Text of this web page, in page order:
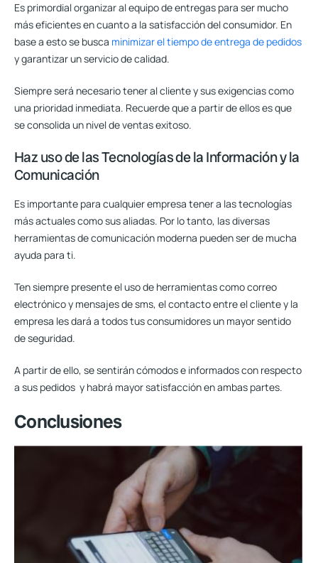
Es primordial organizar al equipo de entregas para ser mucho
más eficientes en cuanto a la satisfacción del consumidor. En
base a esto se busca minimizar el tiempo de entrega de pedidos
y garantizar un servicio de calidad.
Siempre será necesario tener al cliente y sus exigencias como
una prioridad inmediata. Recuerde que a partir de ellos es que
se consolida un nivel de ventas exitoso.
Haz uso de las Tecnologías de la Información y la
Comunicación
Es importante para cualquier empresa tener a las tecnologías
más actuales como sus aliadas. Por lo tanto, las diversas
herramientas de comunicación moderna pueden ser de mucha
ayuda para ti.
Ten siempre presente el uso de herramientas como correo
electrónico y mensajes de sms, el contacto entre el cliente y la
empresa les dará a todos tus consumidores un mayor sentido
de seguridad.
A partir de ello, se sentirán cómodos e informados con respecto
a sus pedidos y habrá mayor satisfacción en ambas partes.
Conclusiones